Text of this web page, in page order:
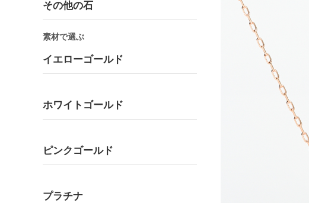
その他の石
素材で選ぶ
イエローゴールド
ホワイトゴールド
ピンクゴールド
プラチナ